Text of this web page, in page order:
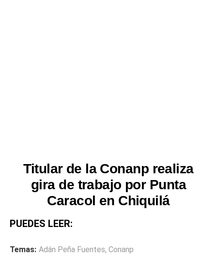
Titular de la Conanp realiza
gira de trabajo por Punta
Caracol en Chiquilá
PUEDES LEER:
Temas: Adán Peña Fuentes, Conanp